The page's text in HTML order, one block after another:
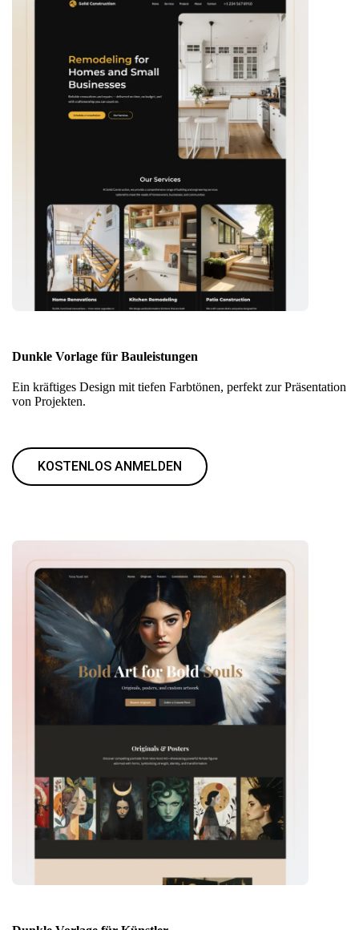
Dunkle Vorlage für Bauleistungen
Ein kräftiges Design mit tiefen Farbtönen, perfekt zur Präsentation
von Projekten.
KOSTENLOS ANMELDEN